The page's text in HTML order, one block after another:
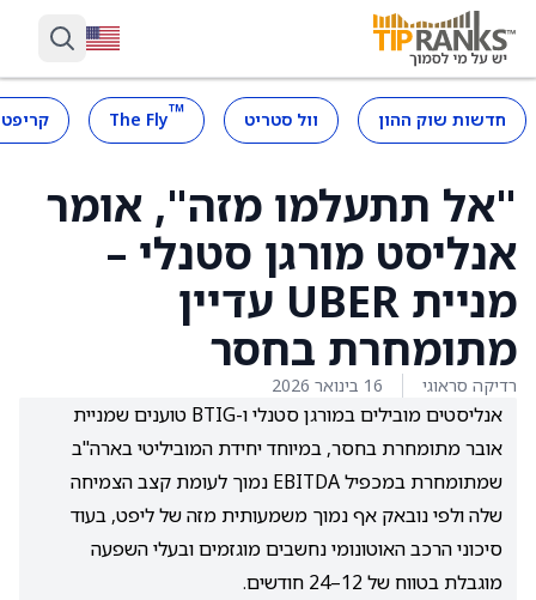
חדשות שוק ההון וול סטריט ™
The Fly
"אל תתעלמו מזה", אומר
אנליסט מורגן סטנלי –
מניית UBER עדיין
מתומחרת בחסר
רדיקה סראוגי 16 בינואר 2026
אנליסטים מובילים במורגן סטנלי ו-BTIG טוענים שמניית
אובר מתומחרת בחסר, במיוחד יחידת המוביליטי בארה"ב
שמתומחרת במכפיל EBITDA נמוך לעומת קצב הצמיחה
שלה ולפי נובאק אף נמוך משמעותית מזה של ליפט, בעוד
סיכוני הרכב האוטונומי נחשבים מוגזמים ובעלי השפעה
מוגבלת בטווח של 12–24 חודשים.